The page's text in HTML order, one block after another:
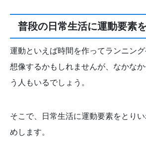
普段の日常生活に運動要素
運動といえば時間を作ってランニン
想像するかもしれませんが、なかな
う人もいるでしょう。
そこで、日常生活に運動要素をとり
めします。